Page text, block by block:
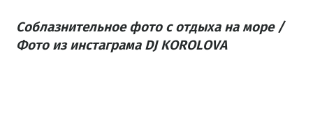
Соблазнительное фото с отдыха на море /
Фото из инстаграма DJ KOROLOVA